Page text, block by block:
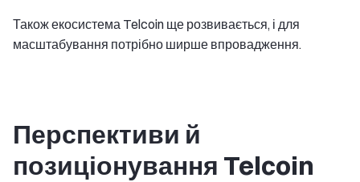
Також екосистема Telcoin ще розвивається, і для
масштабування потрібно ширше впровадження.
Перспективи й
позиціонування Telcoin